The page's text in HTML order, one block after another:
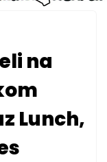
na
Lunch,